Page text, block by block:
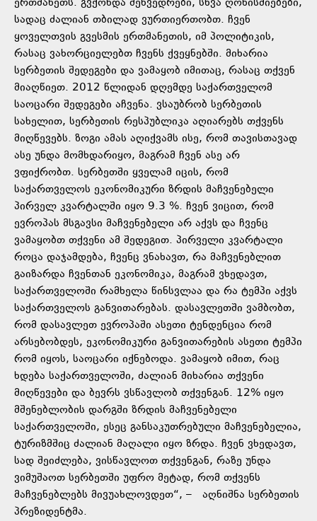
სადაც ძალიან თბილად ვურთიერთობთ. ჩვენ
ყოველთვის გვესმის ერთმანეთის, იმ პოლიტიკის,
რასაც ვახორციელებთ ჩვენს ქვეყნებში. მიხარია
სერბეთის შედეგები და ვამაყობ იმითაც, რასაც თქვენ
მიაღწიეთ. 2012 წლიდან დღემდე საქართველომ
საოცარი შედეგები აჩვენა. ვსაუბრობ სერბეთის
სახელით, სერბეთის რესპუბლიკა აღიარებს თქვენს
მიღწევებს. ზოგი ამას აღიქვამს ისე, რომ თავისთავად
ასე უნდა მომხდარიყო, მაგრამ ჩვენ ასე არ
ვფიქრობთ. სერბეთში ყველამ იცის, რომ
საქართველოს ეკონომიკური ზრდის მაჩვენებელი
პირველ კვარტალში იყო 9.3 %. ჩვენ ვიცით, რომ
ევროპას მსგავსი მაჩვენებელი არ აქვს და ჩვენც
ვამაყობთ თქვენი ამ შედეგით. პირველი კვარტალი
როცა დაჯამდება, ჩვენც ვნახავთ, რა მაჩვენებლით
გაიზარდა ჩვენთან ეკონომიკა, მაგრამ ვხედავთ,
საქართველოში რამხელა წინსვლაა და რა ტემპი აქვს
საქართველოს განვითარებას. დასავლეთში ვამბობთ,
რომ დასავლეთ ევროპაში ასეთი ტენდენცია რომ
არსებობდეს, ეკონომიკური განვითარების ასეთი ტემპი
რომ იყოს, საოცარი იქნებოდა. ვამაყობ იმით, რაც
ხდება საქართველოში, ძალიან მიხარია თქვენი
მიღწევები და ბევრს ვსწავლობ თქვენგან. 12% იყო
მშენებლობის დარგში ზრდის მაჩვენებელი
საქართველოში, ესეც განსაკუთრებული მაჩვენებელია,
ტურიზმშიც ძალიან მაღალი იყო ზრდა. ჩვენ ვხედავთ,
სად შეიძლება, ვისწავლოთ თქვენგან, რაზე უნდა
ვიმუშაოთ სერბეთში უფრო მეტად, რომ თქვენს
მაჩვენებლებს მივუახლოვდეთ“, – აღნიშნა სერბეთის
პრეზიდენტმა.